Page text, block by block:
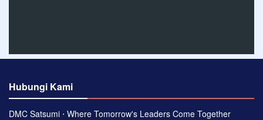
Hubungi Kami
DMC Satsumi ⋅ Where Tomorrow's Leaders Come Together